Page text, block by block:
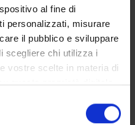
al fine di
personalizzati, misurare
il pubblico e sviluppare
scegliere chi utilizza i
vostre scelte in materia di
questa proprietà digitale
consenso in qualsiasi
field of interest. The